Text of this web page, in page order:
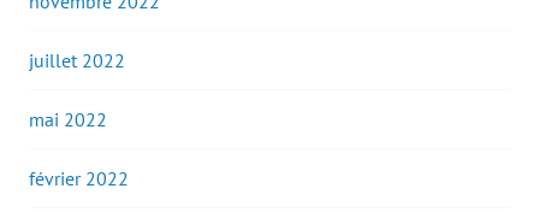
juillet 2022
mai 2022
février 2022